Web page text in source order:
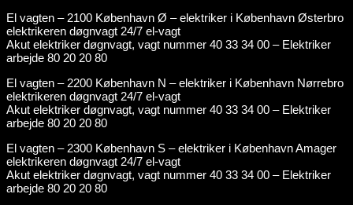
El vagten – 2100 København Ø – elektriker i København Østerbro
elektrikeren døgnvagt 24/7 el-vagt
Akut elektriker døgnvagt, vagt nummer 40 33 34 00 – Elektriker
arbejde 80 20 20 80
El vagten – 2200 København N – elektriker i København Nørrebro
elektrikeren døgnvagt 24/7 el-vagt
Akut elektriker døgnvagt, vagt nummer 40 33 34 00 – Elektriker
arbejde 80 20 20 80
El vagten – 2300 København S – elektriker i København Amager
elektrikeren døgnvagt 24/7 el-vagt
Akut elektriker døgnvagt, vagt nummer 40 33 34 00 – Elektriker
arbejde 80 20 20 80